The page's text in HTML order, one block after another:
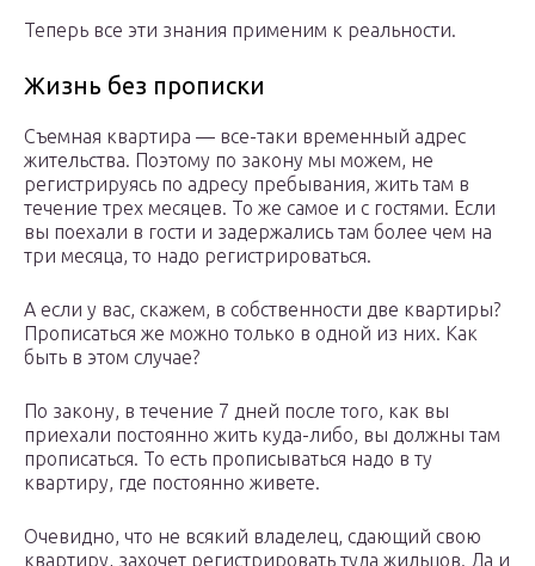
Теперь все эти знания применим к реальности.
Жизнь без прописки
Съемная квартира — все-таки временный адрес
жительства. Поэтому по закону мы можем, не
регистрируясь по адресу пребывания, жить там в
течение трех месяцев. То же самое и с гостями. Если
вы поехали в гости и задержались там более чем на
три месяца, то надо регистрироваться.
А если у вас, скажем, в собственности две квартиры?
Прописаться же можно только в одной из них. Как
быть в этом случае?
По закону, в течение 7 дней после того, как вы
приехали постоянно жить куда-либо, вы должны там
прописаться. То есть прописываться надо в ту
квартиру, где постоянно живете.
Очевидно, что не всякий владелец, сдающий свою
квартиру, захочет регистрировать туда жильцов. Да и